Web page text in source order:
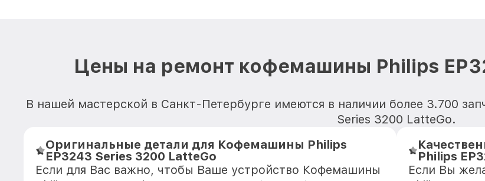
Цены на ремонт кофемашины Philips
В нашей мастерской в Санкт-Петербурге имеются в наличии более 3.700
Series 3200 LatteGo.
Оригинальные детали для Кофемашины Philips
EP3243 Series 3200 LatteGo
Если для Вас важно, чтобы Ваше устройство Кофемашины
Philips
Если Вы